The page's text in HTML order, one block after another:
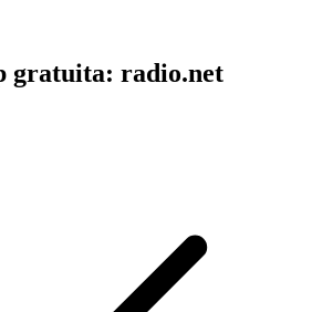
gratuita: radio.net